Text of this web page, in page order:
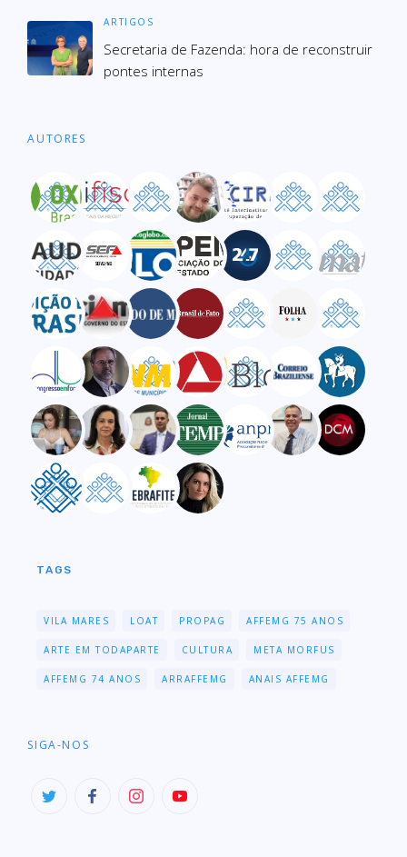
ARTIGOS
Secre­ta­ria de Fazenda: hora de recons­truir
pon­tes inter­nas
AUTORES
TAGS
VILA MARES LOAT PROPAG AFFEMG 75 ANOS
ARTE EM TODAPARTE CULTURA META MORFUS
AFFEMG 74 ANOS ARRAFFEMG ANAIS AFFEMG
SIGA-NOS